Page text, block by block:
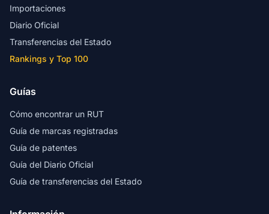
Importaciones
Diario Oficial
Transferencias del Estado
Rankings y Top 100
Guías
Cómo encontrar un RUT
Guía de marcas registradas
Guía de patentes
Guía del Diario Oficial
Guía de transferencias del Estado